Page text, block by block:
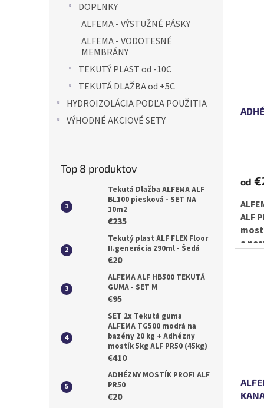
DOPLNKY
ALFEMA - VÝSTUŽNÉ PÁSKY
ALFEMA - VODOTESNÉ
MEMBRÁNY
TEKUTÝ PLAST od -10C
TEKUTÁ DLAŽBA od +5C
HYDROIZOLÁCIA PODĽA POUŽITIA
VÝHODNÉ AKCIOVÉ SETY
Top 8 produktov
Tekutá Dlažba ALFEMA ALF
BL100 piesková - SET NA
10m2
€235
Tekutý plast ALF FLEX Floor
II.generácia 290ml - Šedá
€20
ALFEMA ALF HB500 TEKUTÁ
GUMA - SET M
€95
SET 2x Tekutá guma
ALFEMA TG500 modrá na
bazény 20 kg + Adhézny
mostík 5kg ALF PR50 (45kg)
€410
ADHÉZNY MOSTÍK PROFI ALF
PR50
€20
od
ALF
a